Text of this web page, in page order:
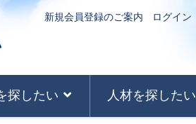
新規会員登録のご案内 ログイン
探したい 人材を探したい